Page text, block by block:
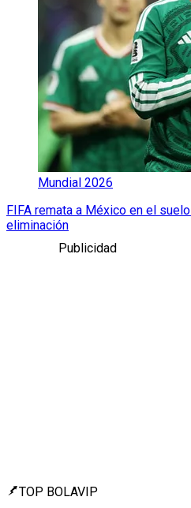
Mundial 2026
FIFA remata a México en el
eliminación
Publicidad
TOP BOLAVIP